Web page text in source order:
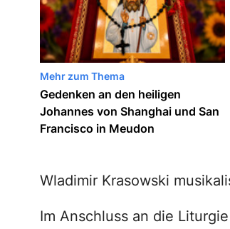
Mehr zum Thema
Gedenken an den heiligen
Johannes von Shanghai und San
Francisco in Meudon
Wladimir Krasowski
Im Anschluss an die